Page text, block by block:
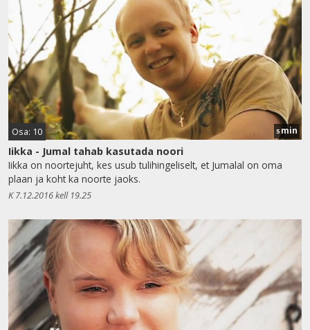
Osa: 10 5 min
Iikka - Jumal tahab kasutada noori
Iikka on noortejuht, kes usub tulihingeliselt, et Jumalal on oma
plaan ja koht ka noorte jaoks.
K 7.12.2016 kell 19.25